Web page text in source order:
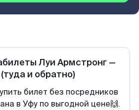
Луи Армстронг—
(туда и обратно)
билет без посредников
в Уфу по выгодной цене🙌.